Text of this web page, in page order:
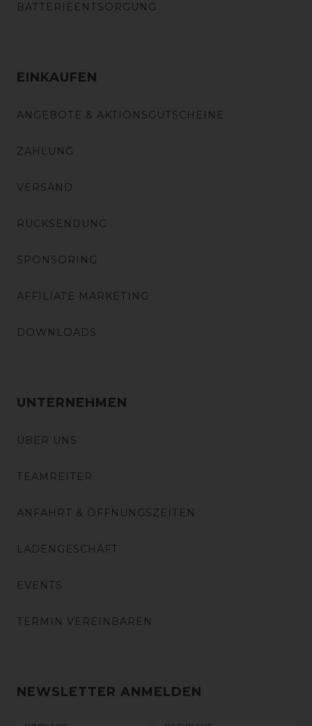
BATTERIEENTSORGUNG
EINKAUFEN
ANGEBOTE & AKTIONSGUTSCHEINE
ZAHLUNG
VERSAND
RÜCKSENDUNG
SPONSORING
AFFILIATE MARKETING
DOWNLOADS
UNTERNEHMEN
ÜBER UNS
TEAMREITER
ANFAHRT & ÖFFNUNGSZEITEN
LADENGESCHÄFT
EVENTS
TERMIN VEREINBAREN
NEWSLETTER ANMELDEN